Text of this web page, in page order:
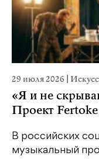
29 июля 2026
«Я и не
Проект
В российских
музыкальный